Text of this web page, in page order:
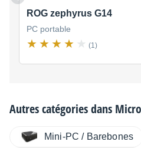
ROG zephyrus G14
PC portable
(1)
Autres catégories dans
Mini-PC / Barebones